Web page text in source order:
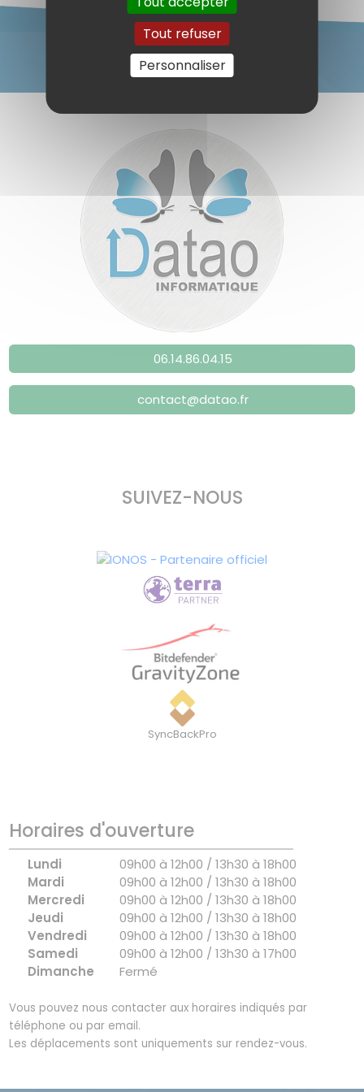
06.14.86.04.15
contact@datao.fr
SUIVEZ-NOUS
SyncBackPro
Horaires d'ouverture
Lundi
09h00 à 12h00 / 13h30 à 18h00
Mardi
09h00 à 12h00 / 13h30 à 18h00
Mercredi
09h00 à 12h00 / 13h30 à 18h00
Jeudi
09h00 à 12h00 / 13h30 à 18h00
Vendredi
09h00 à 12h00 / 13h30 à 18h00
Samedi
09h00 à 12h00 / 13h30 à 17h00
Dimanche
Fermé
Vous pouvez nous contacter aux horaires indiqués par
téléphone ou par email.
Les déplacements sont uniquements sur rendez-vous.
Tout refuser
Personnaliser